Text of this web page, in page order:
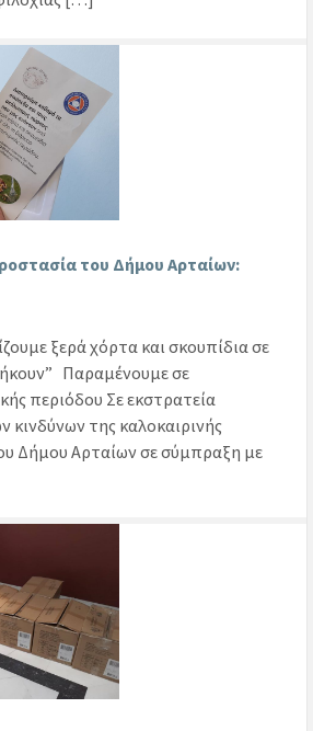
του Δήμου Αρταίων:
ξερά χόρτα και σκουπίδια σε
Παραμένουμε σε
περιόδου Σε εκστρατεία
κινδύνων της καλοκαιρινής
Δήμου Αρταίων σε σύμπραξη με